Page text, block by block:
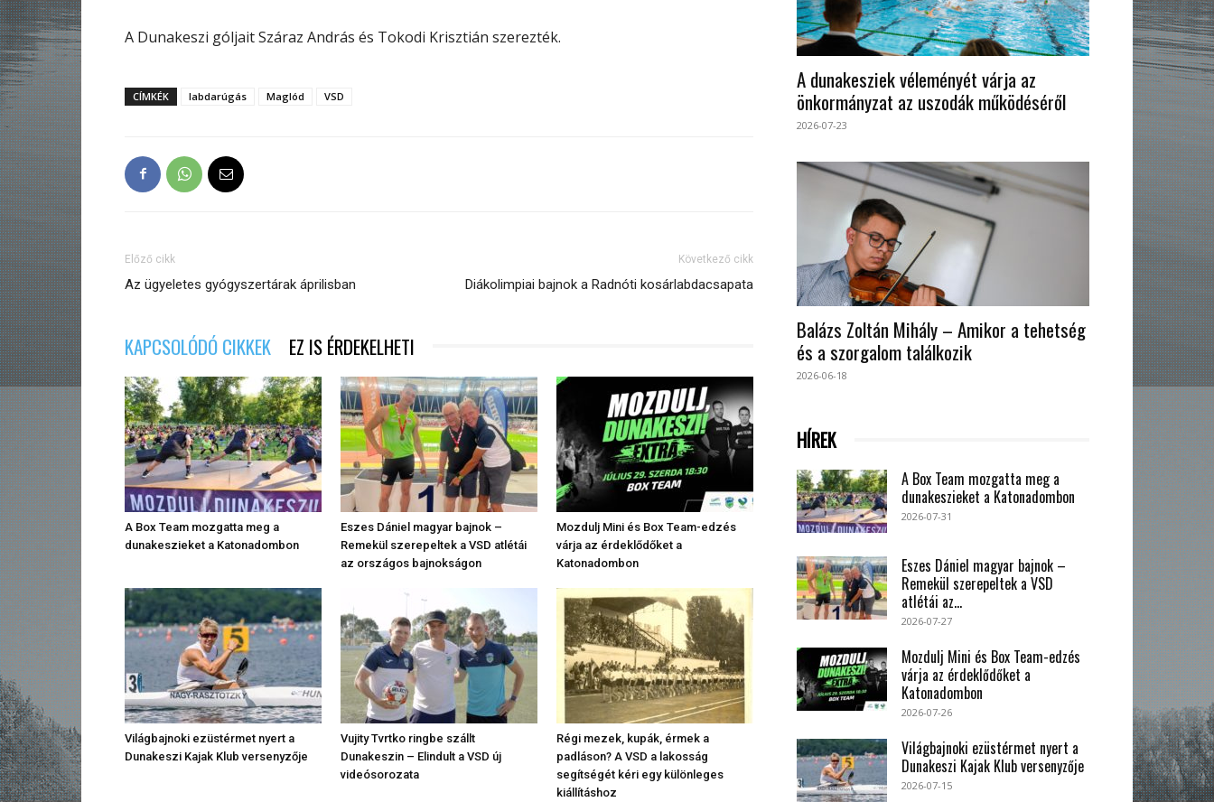
A Dunakeszi góljait Száraz András és Tokodi Krisztián szerezték.
CÍMKÉK labdarúgás Maglód VSD
Előző cikk
Az ügyeletes gyógyszertárak áprilisban
Következő cikk
Diákolimpiai bajnok a Radnóti kosárlabdacsapata
KAPCSOLÓDÓ CIKKEK EZ IS ÉRDEKELHETI
A Box Team mozgatta meg a
dunakeszieket a Katonadombon
Eszes Dániel magyar bajnok –
Remekül szerepeltek a VSD atlétái
az országos bajnokságon
Mozdulj Mini és Box Team-edzés
várja az érdeklődőket a
Katonadombon
Világbajnoki ezüstérmet nyert a
Dunakeszi Kajak Klub versenyzője
Vujity Tvrtko ringbe szállt
Dunakeszin – Elindult a VSD új
videósorozata
Régi mezek, kupák, érmek a
padláson? A VSD a lakosság
segítségét kéri egy különleges
kiállításhoz
A dunakesziek véleményét várja az
önkormányzat az uszodák működéséről
2026-07-23
Balázs Zoltán Mihály – Amikor a tehetség
és a szorgalom találkozik
2026-06-18
HÍREK
A Box Team mozgatta meg a
dunakeszieket a Katonadombon
2026-07-31
Eszes Dániel magyar bajnok –
Remekül szerepeltek a VSD
atlétái az...
2026-07-27
Mozdulj Mini és Box Team-edzés
várja az érdeklődőket a
Katonadombon
2026-07-26
Világbajnoki ezüstérmet nyert a
Dunakeszi Kajak Klub versenyzője
2026-07-15